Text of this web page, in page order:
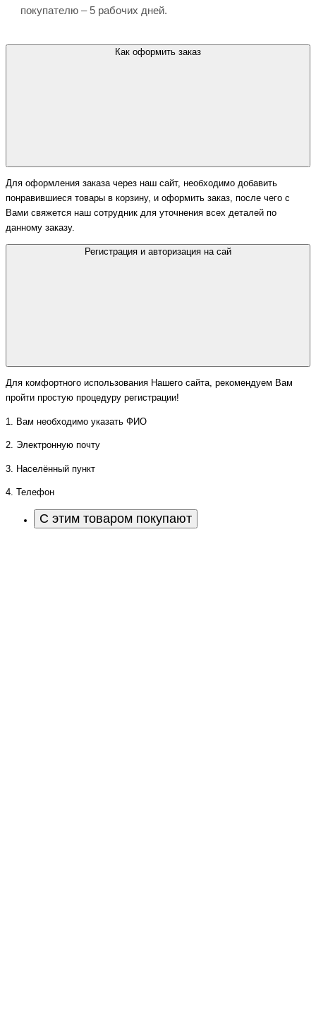
покупателю – 5 рабочих дней.
Как оформить заказ
Для оформления заказа через наш сайт, необходимо добавить
понравившиеся товары в корзину, и оформить заказ, после чего с
Вами свяжется наш сотрудник для уточнения всех деталей по
данному заказу.
Регистрация и авторизация на сай
Для комфортного использования Нашего сайта, рекомендуем Вам
пройти простую процедуру регистрации!
1. Вам необходимо указать ФИО
2. Электронную почту
3. Населённый пункт
4. Телефон
С этим товаром покупают